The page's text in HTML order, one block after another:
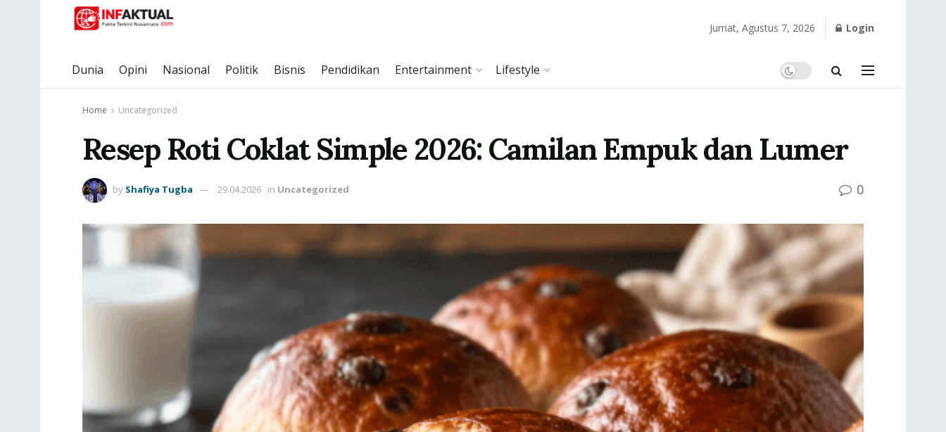
Jumat, Agustus 7, 2026 Login
Dunia Opini Nasional Politik Bisnis Pendidikan Entertainment Lifestyle
Home Uncategorized
Resep Roti Coklat Simple 2026: Camilan Empuk dan Lumer
by Shafiya Tugba 29.04.2026 in Uncategorized 0